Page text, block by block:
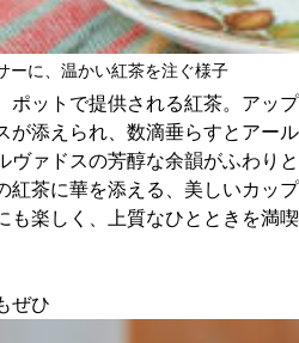
ーに、温かい紅茶を注ぐ様子
ポットで提供される紅茶。アップ
が添えられ、数滴垂らすとアール
ヴァドスの芳醇な余韻がふわりと
紅茶に華を添える、美しいカップ
も楽しく、上質なひとときを満喫
ぜひ